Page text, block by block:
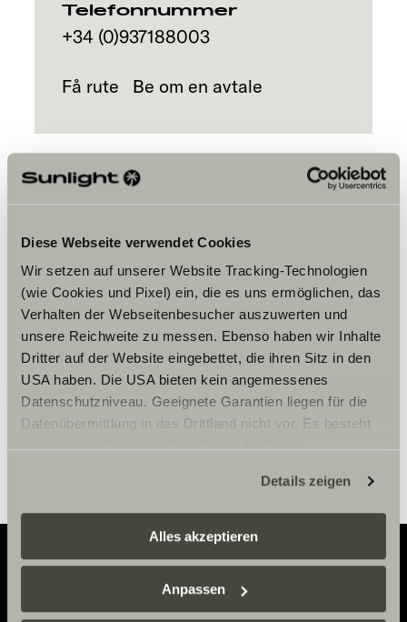
Diese Webseite verwendet Cookies
Wir setzen auf unserer Website Tracking-Technologien
(wie Cookies und Pixel) ein, die es uns ermöglichen, das
Verhalten der Webseitenbesucher auszuwerten und
unsere Reichweite zu messen. Ebenso haben wir Inhalte
Dritter auf der Website eingebettet, die ihren Sitz in den
USA haben. Die USA bieten kein angemessenes
Datenschutzniveau. Geeignete Garantien liegen für die
Datenübermittlung in das Drittland nicht vor. Es besteht
zustehen. Eingesetzte Dienstleister können Daten für
eigene Zwecke verarbeiten und mit anderen Daten
zusammenführen. Weitere Informationen finden Sie hier:
Datenschutzerklärung
einzelne Cookies/Dienste in den Einstellungen aus,
Details zeigen
Alles akzeptieren
Anpassen
Telefonnummer
+34 (0)937188003
Få rute Be om en avtale
markedsføringscookies for å se
innholdet.
Innstillinger for cookies
Adventure